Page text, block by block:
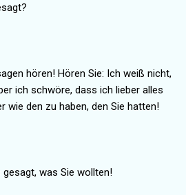
hören! Hören Sie: Ich weiß nicht,
ich schwöre, dass ich lieber alles
wie den zu haben, den Sie hatten!
gesagt, was Sie wollten!